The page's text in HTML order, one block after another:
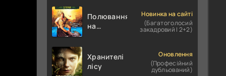
Полювання
на
Новинка на сайті
(Багатоголосий
закадровий | 2+2)
Хранителі
лісу
Оновлення
(Професійний
дубльований)